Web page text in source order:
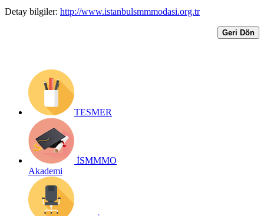
Detay bilgiler: http://www.istanbulsmmmodasi.org.tr
Geri Dön
TESMER
İSMMMO
Akademi